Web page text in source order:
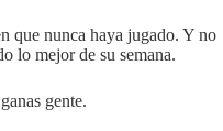
que nunca haya jugado. Y no
lo mejor de su semana.
gente.